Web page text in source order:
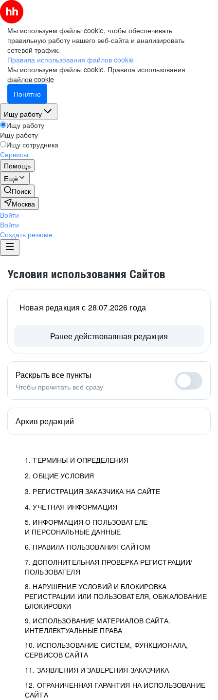
Мы используем файлы cookie, чтобы обеспечивать
правильную работу нашего веб-сайта и анализировать
сетевой трафик.
Правила использования файлов cookie
Мы используем файлы cookie. Правила использования
файлов cookie
Понятно
Ищу работу
Ищу работу
Ищу работу
Ищу сотрудника
Сервисы
Помощь
Ещё
Поиск
Москва
Войти
Войти
Создать резюме
Условия использования Сайтов
1. ТЕРМИНЫ И ОПРЕДЕЛЕНИЯ
2. ОБЩИЕ УСЛОВИЯ
3. РЕГИСТРАЦИЯ ЗАКАЗЧИКА НА САЙТЕ
4. УЧЕТНАЯ ИНФОРМАЦИЯ
5. ИНФОРМАЦИЯ О ПОЛЬЗОВАТЕЛЕ
И ПЕРСОНАЛЬНЫЕ ДАННЫЕ
6. ПРАВИЛА ПОЛЬЗОВАНИЯ САЙТОМ
7. ДОПОЛНИТЕЛЬНАЯ ПРОВЕРКА РЕГИСТРАЦИИ/
ПОЛЬЗОВАТЕЛЯ
8. НАРУШЕНИЕ УСЛОВИЙ И БЛОКИРОВКА
РЕГИСТРАЦИИ ИЛИ ПОЛЬЗОВАТЕЛЯ, ОБЖАЛОВАНИЕ
БЛОКИРОВКИ
9. ИСПОЛЬЗОВАНИЕ МАТЕРИАЛОВ САЙТА.
ИНТЕЛЛЕКТУАЛЬНЫЕ ПРАВА
10. ИСПОЛЬЗОВАНИЕ СИСТЕМ, ФУНКЦИОНАЛА,
СЕРВИСОВ САЙТА
11. ЗАЯВЛЕНИЯ И ЗАВЕРЕНИЯ ЗАКАЗЧИКА
12. ОГРАНИЧЕННАЯ ГАРАНТИЯ НА ИСПОЛЬЗОВАНИЕ
САЙТА
Новая редакция с 28.07.2026 года
Ранее действовавшая редакция
Раскрыть все пункты
Чтобы прочитать всё сразу
Архив редакций